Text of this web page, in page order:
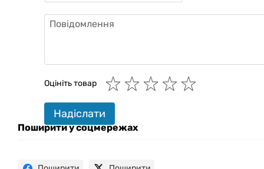
Оцініть товар
Надіслати
Поширити у соцмережах
GAZIKAI
Привіт! 👋 Я Gazik AI — допоможу
підібрати вживану комп'ютерну
техніку. Що шукаєш?